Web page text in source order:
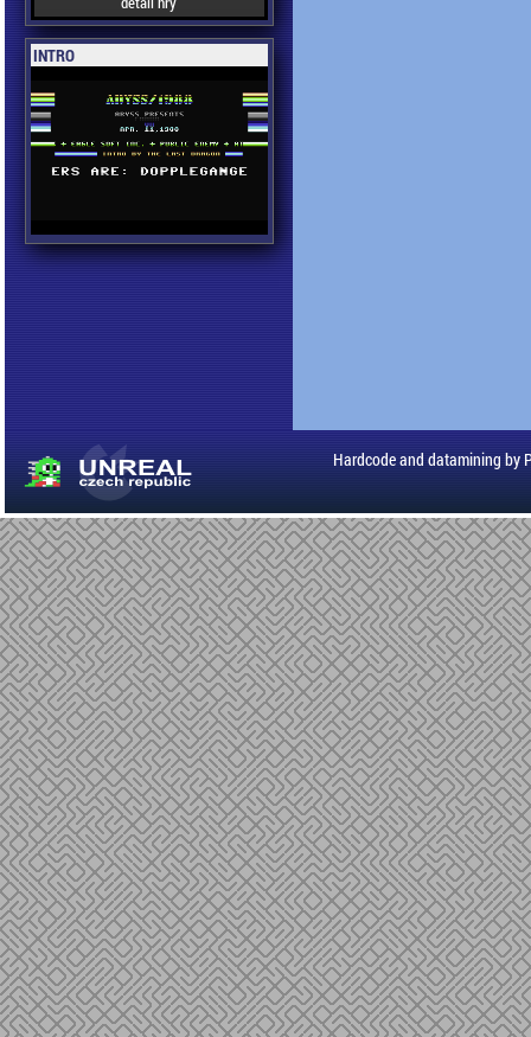
INTRO
Hardcode and datamining by